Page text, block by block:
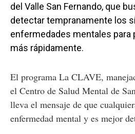
del Valle San Fernando, que
detectar tempranamente los
enfermedades mentales para
más rápidamente.
El programa La CLAVE,
el Centro de Salud Mental de
lleva el mensaje de que
enfermedad mental y es mejor